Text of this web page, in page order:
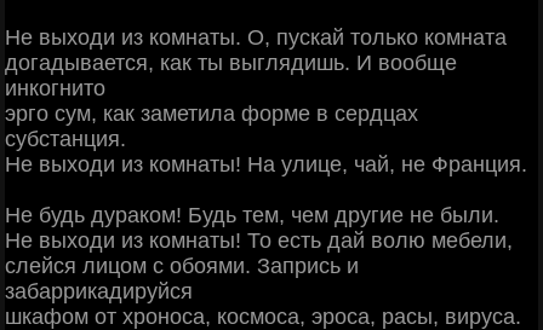
Не выходи из комнаты. О, пускай только комната
догадывается, как ты выглядишь. И вообще
инкогнито
эрго сум, как заметила форме в сердцах
субстанция.
Не выходи из комнаты! На улице, чай, не Франция.
Не будь дураком! Будь тем, чем другие не были.
Не выходи из комнаты! То есть дай волю мебели,
слейся лицом с обоями. Запрись и
забаррикадируйся
шкафом от хроноса, космоса, эроса, расы, вируса.